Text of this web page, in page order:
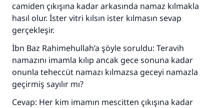
camiden çıkışına kadar arkasında namaz kılmakla
hasıl olur. İster vitri kılsın ister kılmasın sevap
gerçekleşir.
İbn Baz Rahimehullah’a şöyle soruldu: Teravih
namazını imamla kılıp ancak gece sonuna kadar
onunla teheccüt namazı kılmazsa geceyi namazla
geçirmiş sayılır mı?
Cevap: Her kim imamın mescitten çıkışına kadar